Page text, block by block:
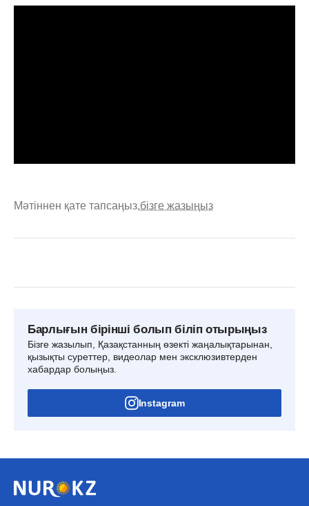
Мәтіннен қате тапсаңыз,бізге жазыңыз
Барлығын бірінші болып біліп отырыңыз
Бізге жазылып, Қазақстанның өзекті жаңалықтарынан,
қызықты суреттер, видеолар мен эксклюзивтерден
хабардар болыңыз.
Instagram